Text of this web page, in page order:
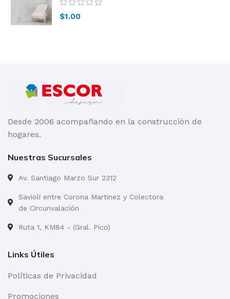
$1.00
Desde 2006 acompañando en la construcción de
hogares.
Nuestras Sucursales
Av. Santiago Marzo Sur 2312
Savioli entre Corona Martinez y Colectora
de Circunvalación
Ruta 1, KM84 - (Gral. Pico)
Links Útiles
Políticas de Privacidad
Promociones